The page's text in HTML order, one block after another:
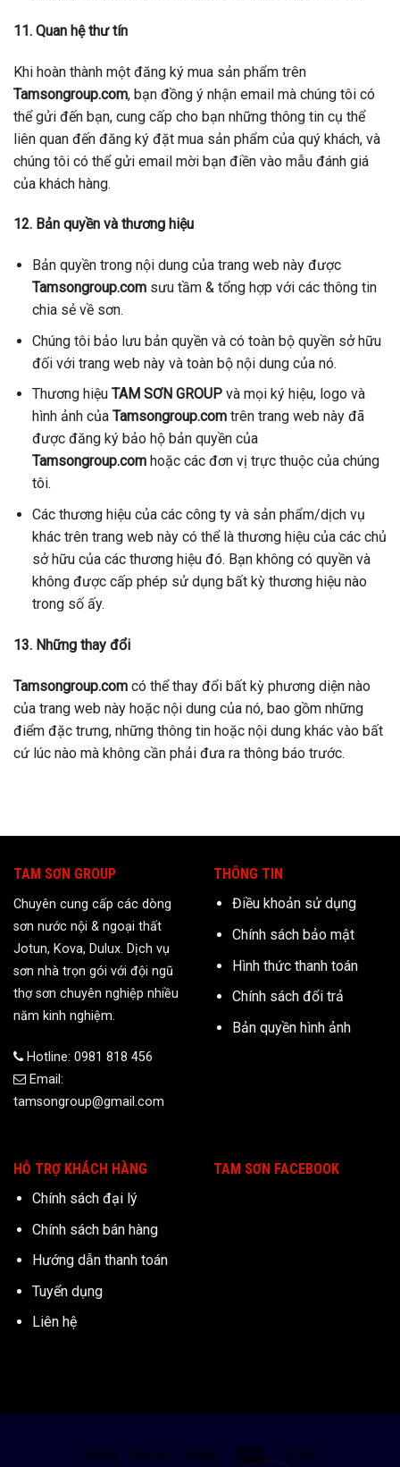
11. Quan hệ thư tín
Khi hoàn thành một đăng ký mua sản phẩm trên
Tamsongroup.com, bạn đồng ý nhận email mà chúng tôi có
thể gửi đến bạn, cung cấp cho bạn những thông tin cụ thể
liên quan đến đăng ký đặt mua sản phẩm của quý khách, và
chúng tôi có thể gửi email mời bạn điền vào mẫu đánh giá
của khách hàng.
12. Bản quyền và thương hiệu
Bản quyền trong nội dung của trang web này được
Tamsongroup.comsưu tầm & tổng hợp với các thông tin
chia sẻ về sơn.
Chúng tôi bảo lưu bản quyền và có toàn bộ quyền sở hữu
đối với trang web này và toàn bộ nội dung của nó.
Thương hiệu TAM SƠN GROUPvà mọi ký hiệu, logo và
hình ảnh của Tamsongroup.comtrên trang web này đã
được đăng ký bảo hộ bản quyền của
Tamsongroup.comhoặc các đơn vị trực thuộc của chúng
tôi.
Các thương hiệu của các công ty và sản phẩm/dịch vụ
khác trên trang web này có thể là thương hiệu của các chủ
sở hữu của các thương hiệu đó. Bạn không có quyền và
không được cấp phép sử dụng bất kỳ thương hiệu nào
trong số ấy.
13. Những thay đổi
Tamsongroup.com có thể thay đổi bất kỳ phương diện nào
của trang web này hoặc nội dung của nó, bao gồm những
điểm đặc trưng, những thông tin hoặc nội dung khác vào bất
cứ lúc nào mà không cần phải đưa ra thông báo trước.
TAM SƠN GROUP
Chuyên cung cấp các dòng
sơn nước nội & ngoại thất
Jotun, Kova, Dulux. Dịch vụ
sơn nhà trọn gói với đội ngũ
thợ sơn chuyên nghiệp nhiều
năm kinh nghiệm.
Hotline: 0981 818 456
Email:
tamsongroup@gmail.com
THÔNG TIN
Điều khoản sử dụng
Chính sách bảo mật
Hình thức thanh toán
Chính sách đổi trả
Bản quyền hình ảnh
HỖ TRỢ KHÁCH HÀNG
Chính sách đại lý
Chính sách bán hàng
Hướng dẫn thanh toán
Tuyển dụng
Liên hệ
TAM SƠN FACEBOOK